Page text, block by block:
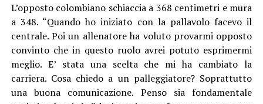
L’opposto colombiano schiaccia a 368 centimetri e mura
a 348. “Quando ho iniziato con la pallavolo facevo il
centrale. Poi un allenatore ha voluto provarmi opposto
convinto che in questo ruolo avrei potuto esprimermi
meglio. E’ stata una scelta che mi ha cambiato la
carriera. Cosa chiedo a un palleggiatore? Soprattutto
una buona comunicazione. Penso sia fondamentale